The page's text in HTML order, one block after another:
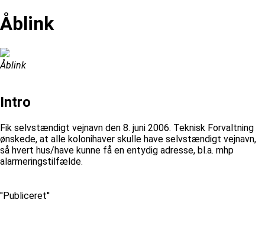
Åblink
Åblink
Intro
Fik selvstændigt vejnavn den 8. juni 2006. Teknisk Forvaltning
ønskede, at alle kolonihaver skulle have selvstændigt vejnavn,
så hvert hus/have kunne få en entydig adresse, bl.a. mhp
alarmeringstilfælde.
''Publiceret''